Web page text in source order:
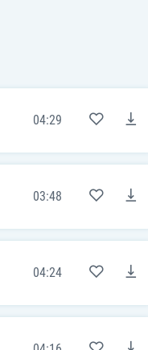
04:29
03:48
04:24